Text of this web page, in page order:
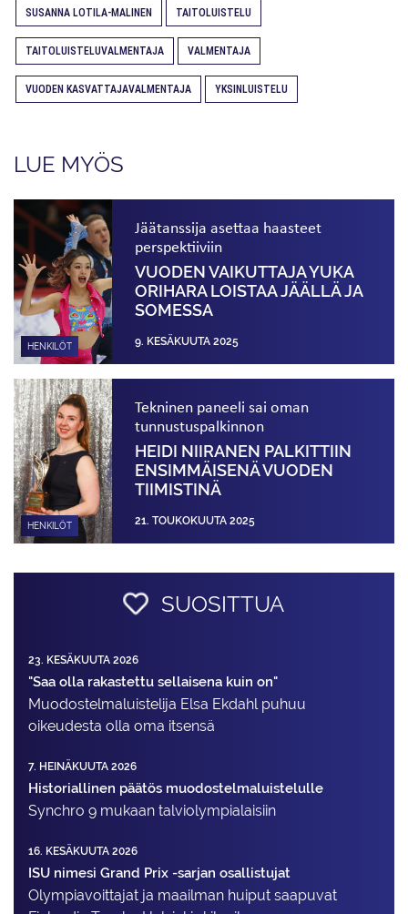
SUSANNA LOTILA-MALINEN TAITOLUISTELU
TAITOLUISTELUVALMENTAJA VALMENTAJA
VUODEN KASVATTAJAVALMENTAJA YKSINLUISTELU
LUE MYÖS
HENKILÖT
Jäätanssija asettaa haasteet
perspektiiviin
VUODEN VAIKUTTAJA YUKA
ORIHARA LOISTAA JÄÄLLÄ JA
SOMESSA
9. KESÄKUUTA 2025
HENKILÖT
Tekninen paneeli sai oman
tunnustuspalkinnon
HEIDI NIIRANEN PALKITTIIN
ENSIMMÄISENÄ VUODEN
TIIMISTINÄ
21. TOUKOKUUTA 2025
SUOSITTUA
23. KESÄKUUTA 2026
"Saa olla rakastettu sellaisena kuin on"
Muodostelma­luistelija Elsa Ekdahl puhuu
oikeudesta olla oma itsensä
7. HEINÄKUUTA 2026
Historiallinen päätös muodostelmaluistelulle
Synchro 9 mukaan talviolympialaisiin
16. KESÄKUUTA 2026
ISU nimesi Grand Prix -sarjan osallistujat
Olympiavoittajat ja maailman huiput saapuvat